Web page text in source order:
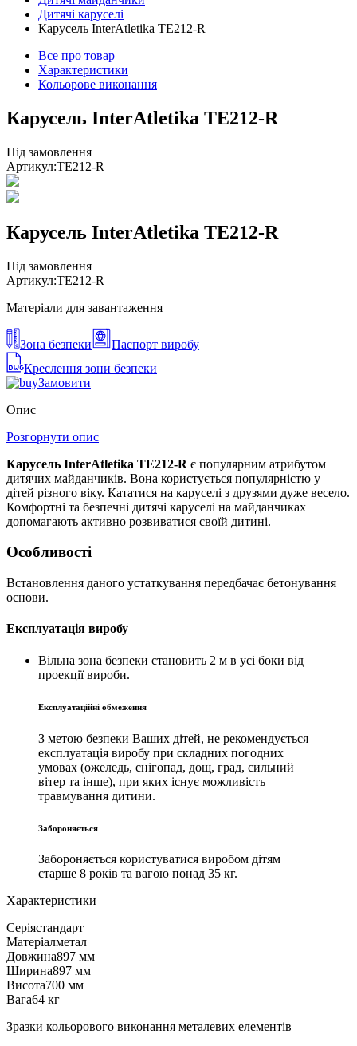
Дитячі каруселі
Карусель InterAtletika TE212-R
Все про товар
Характеристики
Кольорове виконання
Карусель InterAtletika TE212-R
Під замовлення
Артикул:TE212-R
Карусель InterAtletika TE212-R
Під замовлення
Артикул:TE212-R
Матеріали для завантаження
Зона безпеки
Паспорт виробу
Креслення зони безпеки
Замовити
Опис
Розгорнути опис
Карусель InterAtletika TE212-R є популярним атрибутом
дитячих майданчиків. Вона користується популярністю у
дітей різного віку. Кататися на каруселі з друзями дуже весело.
Комфортні та безпечні дитячі каруселі на майданчиках
допомагають активно розвиватися своїй дитині.
Особливості
Встановлення даного устаткування передбачає бетонування
основи.
Експлуатація виробу
Вільна зона безпеки становить 2 м в усі боки від
проекції вироби.
Експлуатаційні обмеження
З метою безпеки Ваших дітей, не рекомендується
експлуатація виробу при складних погодних
умовах (ожеледь, снігопад, дощ, град, сильний
вітер та інше), при яких існує можливість
травмування дитини.
Забороняється
Забороняється користуватися виробом дітям
старше 8 років та вагою понад 35 кг.
Характеристики
Серіястандарт
Матеріалметал
Довжина897 мм
Ширина897 мм
Висота700 мм
Вага64 кг
Зразки кольорового виконання металевих елементів